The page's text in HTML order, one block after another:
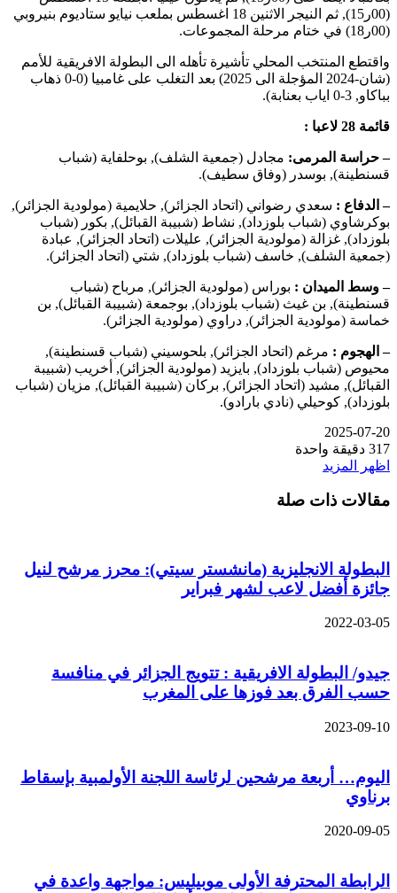
(00ر15), ثم النيجر الاثنين 18 اغسطس بملعب نيايو ستاديوم بنيروبي
(00ر18) في ختام مرحلة المجموعات.
واقتطع المنتخب المحلي تأشيرة تأهله الى البطولة الافريقية للأمم
(شان-2024 المؤجلة الى 2025) بعد التغلب على غامبيا (0-0 ذهاب
بباكاو, 3-0 اياب بعنابة).
قائمة 28 لاعبا :
– حراسة المرمى: مجادل (جمعية الشلف), بوحلفاية (شباب
قسنطينة), بوسدر (وفاق سطيف).
– الدفاع : سعدي رضواني (اتحاد الجزائر), حلايمية (مولودية الجزائر),
بوكرشاوي (شباب بلوزداد), نشاط (شبيبة القبائل), بكور (شباب
بلوزداد), غزالة (مولودية الجزائر), عليلات (اتحاد الجزائر), عبادة
(جمعية الشلف), خاسف (شباب بلوزداد), شتي (اتحاد الجزائر).
– وسط الميدان : بوراس (مولودية الجزائر), مرباح (شباب
قسنطينة), بن غيث (شباب بلوزداد), بوجمعة (شبيبة القبائل), بن
خماسة (مولودية الجزائر), دراوي (مولودية الجزائر).
– الهجوم : مرغم (اتحاد الجزائر), بلحوسيني (شباب قسنطينة),
محيوص (شباب بلوزداد), بايزيد (مولودية الجزائر), أخريب (شبيبة
القبائل), مشيد (اتحاد الجزائر), بركان (شبيبة القبائل), مزيان (شباب
بلوزداد), كوحيلي (نادي بارادو).
2025-07-20
317 دقيقة واحدة
اظهر المزيد
مقالات ذات صلة
البطولة الانجليزية (مانشستر سيتي): محرز مرشح لنيل
جائزة أفضل لاعب لشهر فبراير
2022-03-05
جيدو/ البطولة الافريقية : تتويج الجزائر في منافسة
حسب الفرق بعد فوزها على المغرب
2023-09-10
اليوم… أربعة مرشحين لرئاسة اللجنة الأولمبية بإسقاط
برناوي
2020-09-05
الرابطة المحترفة الأولى موبيليس: مواجهة واعدة في